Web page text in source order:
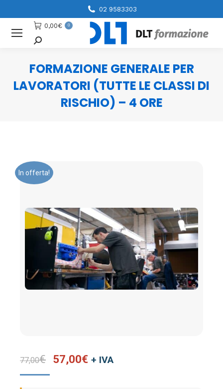
02 9583303
0,00€ 0
Cerca
FORMAZIONE GENERALE PER
LAVORATORI (TUTTE LE CLASSI DI
RISCHIO) – 4 ORE
In offerta!
77,00€ Il
57,00€ Il
+ IVA